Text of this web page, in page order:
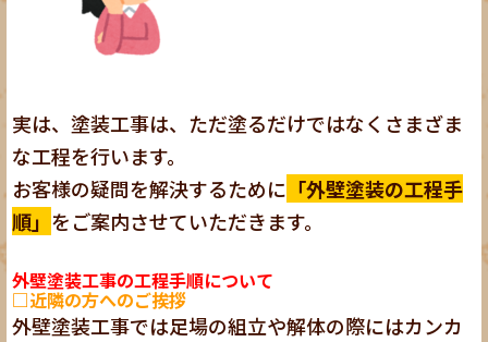
実は、塗装工事は、ただ塗るだけではなくさまざま
な工程を行います。
お客様の疑問を解決するために 「外壁塗装の工程手
順」 をご案内させていただきます。
外壁塗装工事の工程手順について
□近隣の方へのご挨拶
外壁塗装工事では足場の組立や解体の際にはカンカ